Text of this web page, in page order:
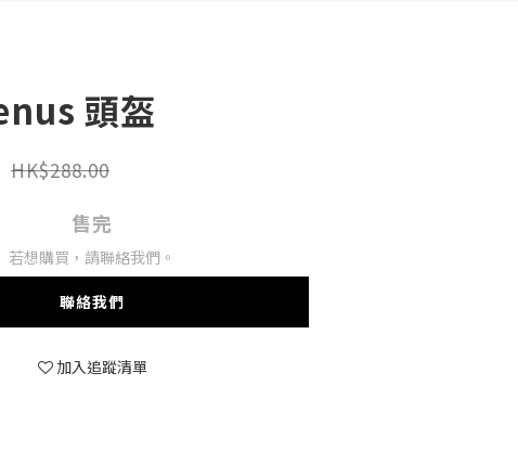
頭盔
HK$288.00
售完
若想購買，請聯絡我們。
聯絡我們
加入追蹤清單